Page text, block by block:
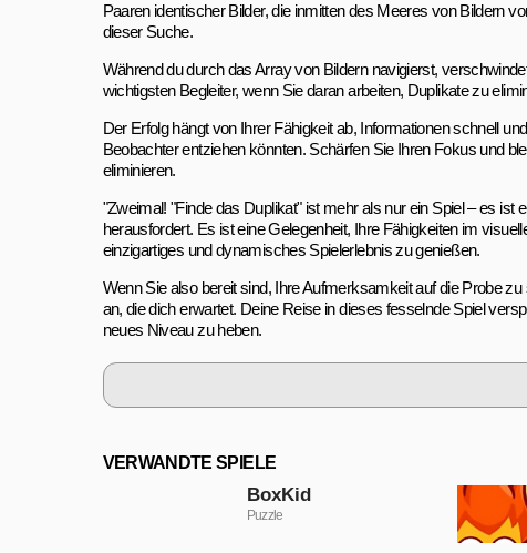
Paaren identischer Bilder, die inmitten des Meeres von Bildern
dieser Suche.
Während du durch das Array von Bildern navigierst,
wichtigsten Begleiter, wenn Sie daran arbeiten, Duplikate zu
Der Erfolg hängt von Ihrer Fähigkeit ab, Informationen schnell
Beobachter entziehen könnten. Schärfen Sie Ihren Fokus und
eliminieren.
"Zweimal! "Finde das Duplikat" ist mehr als nur ein Spiel – es
herausfordert. Es ist eine Gelegenheit, Ihre Fähigkeiten im
einzigartiges und dynamisches Spielerlebnis zu genießen.
Wenn Sie also bereit sind, Ihre Aufmerksamkeit auf die Probe
an, die dich erwartet. Deine Reise in dieses fesselnde Spiel
neues Niveau zu heben.
VERWANDTE SPIELE
BoxKid
Puzzle